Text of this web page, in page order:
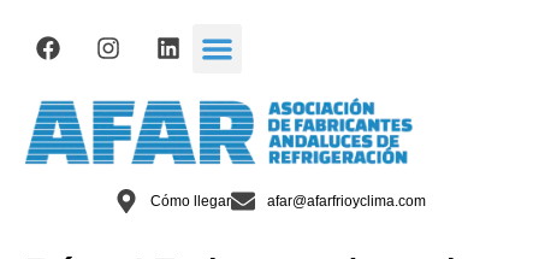
Cómo llegar afar@afarfrioyclima.com